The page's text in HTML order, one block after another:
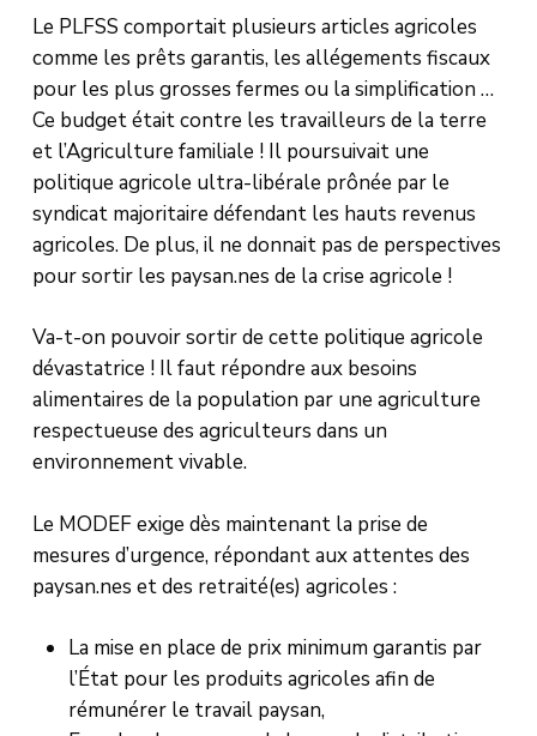
Le PLFSS comportait plusieurs articles agricoles
comme les prêts garantis, les allégements fiscaux
pour les plus grosses fermes ou la simplification …
Ce budget était contre les travailleurs de la terre
et l’Agriculture familiale ! Il poursuivait une
politique agricole ultra-libérale prônée par le
syndicat majoritaire défendant les hauts revenus
agricoles. De plus, il ne donnait pas de perspectives
pour sortir les paysan.nes de la crise agricole !
Va-t-on pouvoir sortir de cette politique agricole
dévastatrice ! Il faut répondre aux besoins
alimentaires de la population par une agriculture
respectueuse des agriculteurs dans un
environnement vivable.
Le MODEF exige dès maintenant la prise de
mesures d’urgence, répondant aux attentes des
paysan.nes et des retraité(es) agricoles :
La mise en place de prix minimum garantis par
l’État pour les produits agricoles afin de
rémunérer le travail paysan,